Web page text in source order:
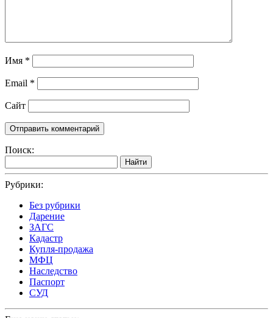
Имя *
Email *
Сайт
Поиск:
Найти
Рубрики:
Без рубрики
Дарение
ЗАГС
Кадастр
Купля-продажа
МФЦ
Наследство
Паспорт
СУД